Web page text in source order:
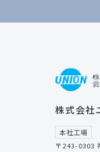
株式会社
本社工場
〒243-0303